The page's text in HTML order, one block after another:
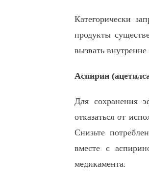
Категорически
продукты
вызвать
Аспирин
Для сохранения
отказаться от
Снизьте
вместе с
медикамента.